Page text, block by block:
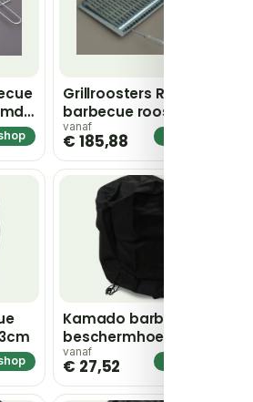
Grillroosters RVS
barbecue rooster
55x35cm
vanaf
€ 185,88
Kamado barbecue
beschermhoes 38cm
vanaf
€ 27,52